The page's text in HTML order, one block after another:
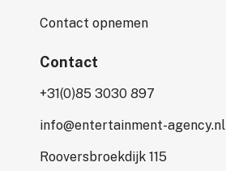
Contact opnemen
Contact
+31(0)85 3030 897
info@entertainment-agency.nl
Rooversbroekdijk 115